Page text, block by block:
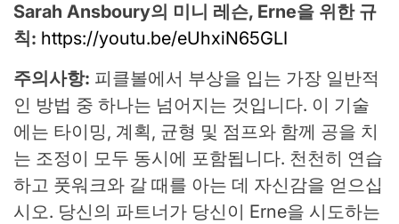
Sarah Ansboury의 미니 레슨, Erne을 위한 규
칙: https://youtu.be/eUhxiN65GLI
주의사항: 피클볼에서 부상을 입는 가장 일반적
인 방법 중 하나는 넘어지는 것입니다. 이 기술
에는 타이밍, 계획, 균형 및 점프와 함께 공을 치
는 조정이 모두 동시에 포함됩니다. 천천히 연습
하고 풋워크와 갈 때를 아는 데 자신감을 얻으십
시오. 당신의 파트너가 당신이 Erne을 시도하는